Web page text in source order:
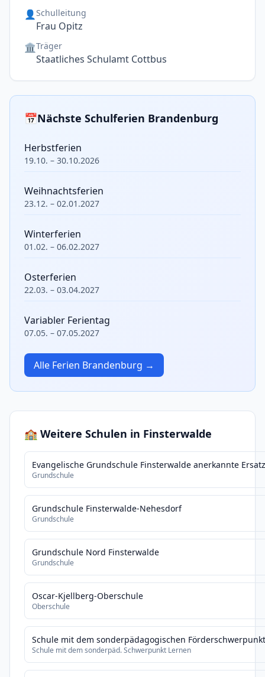
👤 Schulleitung
Frau Opitz
🏛️Träger
Staatliches Schulamt Cottbus
📅Nächste Schulferien Brandenburg
Herbstferien
19.10. – 30.10.2026
Weihnachtsferien
23.12. – 02.01.2027
Winterferien
01.02. – 06.02.2027
Osterferien
22.03. – 03.04.2027
Variabler Ferientag
07.05. – 07.05.2027
Alle Ferien Brandenburg →
🏫 Weitere Schulen in Finsterwalde
Evangelische Grundschule Finsterwalde anerkannte
Grundschule
Grundschule Finsterwalde-Nehesdorf
Grundschule
Grundschule Nord Finsterwalde
Grundschule
Oscar-Kjellberg-Oberschule
Oberschule
Schule mit dem sonderpädagogischen
Schule mit dem sonderpäd. Schwerpunkt Lernen